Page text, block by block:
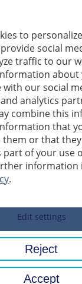
to
social
traffic to our
about
with our social
analytics
combine this
that
or that
part of your use
information
.
Edit settings
Reject
Accept